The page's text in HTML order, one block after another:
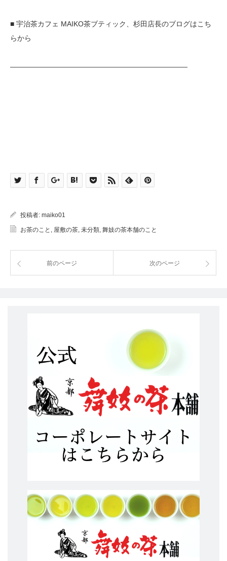
■ 宇治茶カフェ MAIKO茶ブティック、杉田店長のブログはこち
らから
—————————————————————————
投稿者: maiko01
お茶のこと 屋敷の茶 未分類 舞妓の茶本舗のこと
前のページ 次のページ